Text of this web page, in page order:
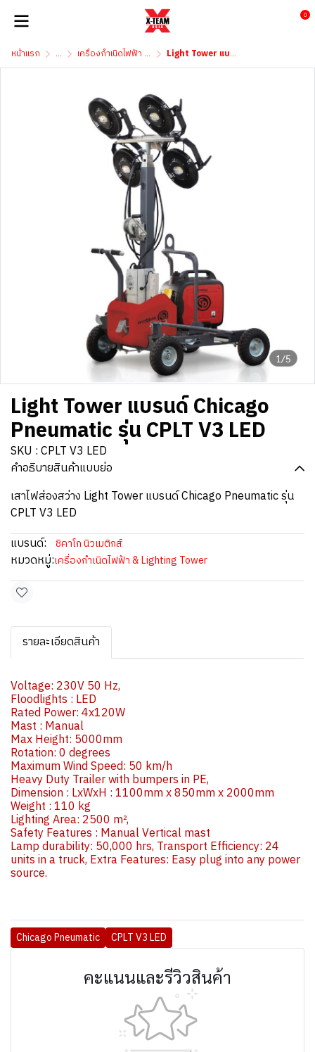
0
หน้าแรก ... เครื่องกำเนิดไฟฟ้า & Lighting Tower Light Tower แบรนด์ Chicago Pneumatic รุ่น CPLT V3 LED
1/5
Light Tower แบรนด์ Chicago
Pneumatic รุ่น CPLT V3 LED
SKU : CPLT V3 LED
คำอธิบายสินค้าแบบย่อ
เสาไฟส่องสว่าง Light Tower แบรนด์ Chicago Pneumatic รุ่น
CPLT V3 LED
แบรนด์:
ชิคาโก นิวเมติกส์
หมวดหมู่:เครื่องกำเนิดไฟฟ้า & Lighting Tower
รายละเอียดสินค้า
Voltage: 230V 50 Hz,
Floodlights : LED
Rated Power: 4x120W
Mast : Manual
Max Height: 5000mm
Rotation: 0 degrees
Maximum Wind Speed: 50 km/h
Heavy Duty Trailer with bumpers in PE,
Dimension : LxWxH : 1100mm x 850mm x 2000mm
Weight : 110 kg
Lighting Area: 2500 m²,
Safety Features : Manual Vertical mast
Lamp durability: 50,000 hrs, Transport Efficiency: 24
units in a truck, Extra Features: Easy plug into any power
source.
Chicago Pneumatic CPLT V3 LED
คะแนนและรีวิวสินค้า